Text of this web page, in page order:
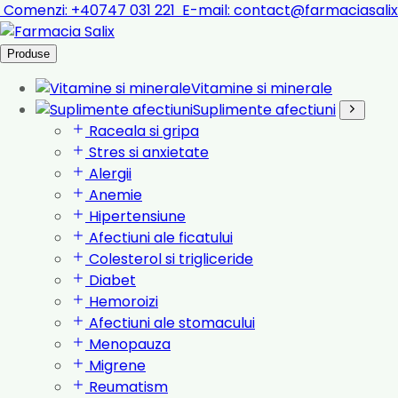
Comenzi: +40747 031 221 E-mail:
Produse
Vitamine si minerale
Suplimente afectiuni
Raceala si gripa
Stres si anxietate
Alergii
Anemie
Hipertensiune
Afectiuni ale ficatului
Colesterol si trigliceride
Diabet
Hemoroizi
Afectiuni ale stomacului
Menopauza
Migrene
Reumatism